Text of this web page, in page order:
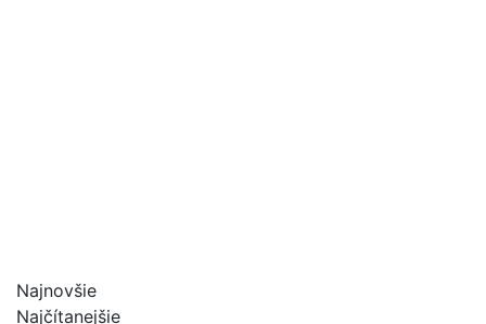
Najnovšie
Najčítanejšie